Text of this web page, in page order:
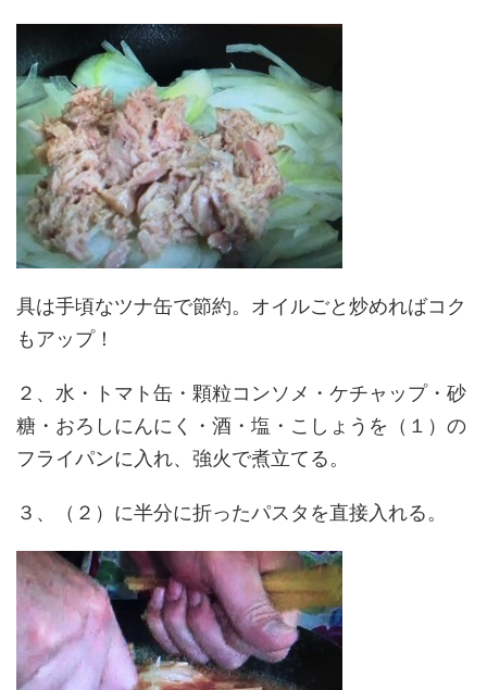
具は手頃なツナ缶で節約。オイルごと炒めればコク
もアップ！
２、水・トマト缶・顆粒コンソメ・ケチャップ・砂
糖・おろしにんにく・酒・塩・こしょうを（１）の
フライパンに入れ、強火で煮立てる。
３、（２）に半分に折ったパスタを直接入れる。